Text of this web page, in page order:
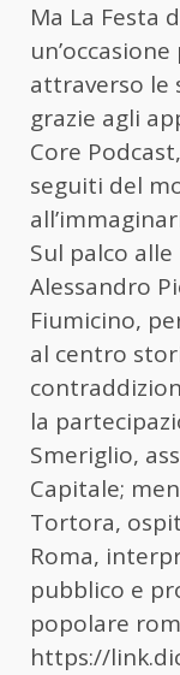
Ma La Festa
attraverso le
grazie agli
Core
seguiti del
Sul palco
Alessandro
Fiumicino,
al centro
la
Smeriglio,
Capitale;
Tortora,
Roma,
pubblico e
popolare
https://